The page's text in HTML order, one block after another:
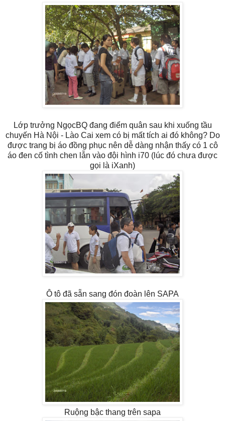
Lớp trưởng NgọcBQ đang điểm quân sau khi xuống tầu
chuyến Hà Nội - Lào Cai xem có bị mất tích ai đó không? Do
được trang bị áo đồng phục nên dễ dàng nhận thấy có 1 cô
áo đen cố tình chen lẫn vào đội hình i70 (lúc đó chưa được
gọi là iXanh)
Ô tô đã sẵn sang đón đoàn lên SAPA
Ruộng bậc thang trên sapa